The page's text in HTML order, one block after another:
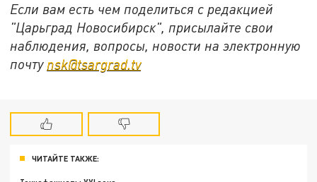
Если вам есть чем поделиться с редакцией
"Царьград Новосибирск", присылайте свои
наблюдения, вопросы, новости на электронную
почту nsk@tsargrad.tv
ЧИТАЙТЕ ТАКЖЕ: